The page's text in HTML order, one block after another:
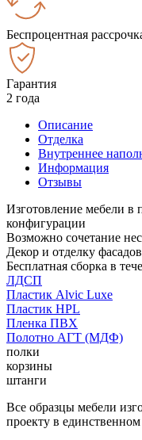
Беспроцентная
Гарантия
2 года
Описание
Отделка
Внутреннее
Информация
Отзывы
Изготовление мебели в
конфигурации
Возможно сочетание
Декор и отделку
Бесплатная сборка в
ЛДСП
Пластик Alvic Luxe
Пластик HPL
Пленка ПВХ
Полотно АГТ (МДФ)
полки
корзины
штанги
Все образцы мебели
проекту в единственном